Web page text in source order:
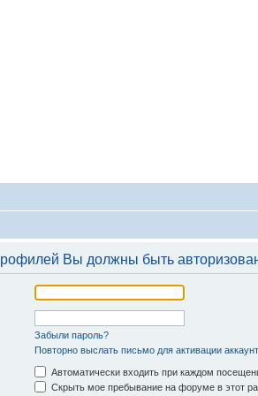
Вы должны быть
Забыли пароль?
Повторно выслать письмо для активации
Автоматически входить при каждом
Скрыть мое пребывание на форуме в этот